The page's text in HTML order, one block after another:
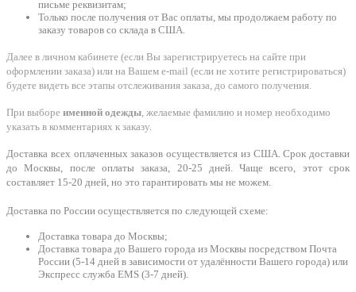
письме реквизитам;
Только после получения от Вас оплаты, мы продолжаем работу по
заказу товаров со склада в США.
Далее в личном кабинете (если Вы зарегистрируетесь на сайте при
оформлении заказа) или на Вашем e-mail (если не хотите регистрироваться)
будете видеть все этапы отслеживания заказа, до самого получения.
При выборе именной одежды, желаемые фамилию и номер необходимо
указать в комментариях к заказу.
Доставка всех оплаченных заказов осуществляется из США. Срок доставки
до Москвы, после оплаты заказа, 20-25 дней. Чаще всего, этот срок
составляет 15-20 дней, но это гарантировать мы не можем.
Доставка по России осуществляется по следующей схеме:
Доставка товара до Москвы;
Доставка товара до Вашего города из Москвы посредством Почта
России (5-14 дней в зависимости от удалённости Вашего города) или
Экспресс служба EMS (3-7 дней).